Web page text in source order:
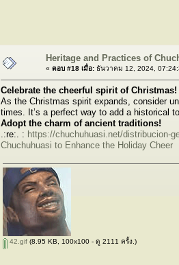
Heritage and Practices of
« ตอบ #18 เมื่อ: ธันวาคม 12, 2024,
Celebrate the cheerful spirit of Christmas!
As the Christmas spirit expands, consider
times. It’s a perfect way to add a historical
Adopt the charm of ancient traditions!
.:re:. : https://chuchuhuasi.net/distribucion-
Chuchuhuasi to Enhance the Holiday Cheer
42.gif (8.95 KB, 100x100 - ดู 2111 ครั้ง.)